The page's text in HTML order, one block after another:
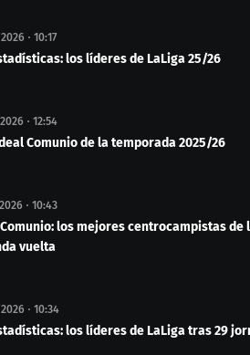
10:17
los líderes de LaLiga 25/26
12:54
Comunio de la temporada 2025/26
10:43
los mejores centrocampistas de
vuelta
10:34
los líderes de LaLiga tras 29